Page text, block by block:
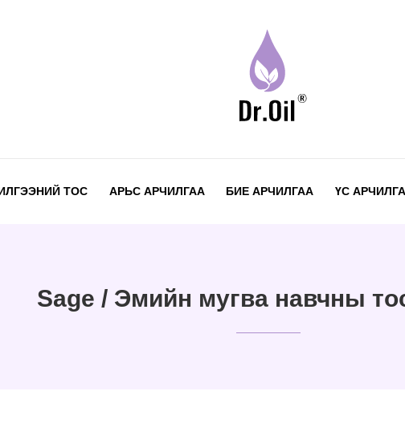
ТОС АРЬС АРЧИЛГАА БИЕ АРЧИЛГАА ҮС
Sage / Эмийн мугва навчны